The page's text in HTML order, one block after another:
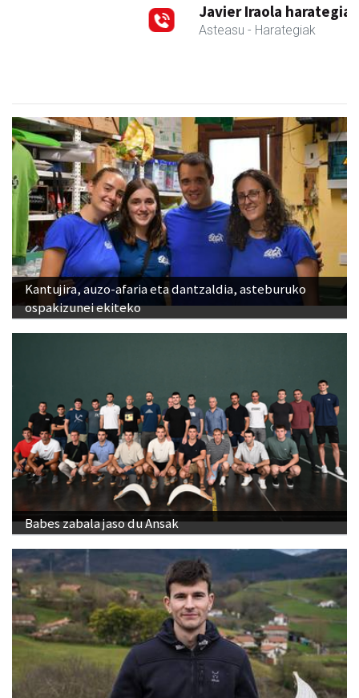
Javier Iraola harategia
Kantujira, auzo-afaria eta dantzaldia, asteburuko
ospakizunei ekiteko
Babes zabala jaso du Ansak